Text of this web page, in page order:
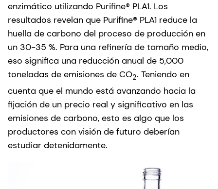
enzimático utilizando Purifine® PLA1. Los
resultados revelan que Purifine® PLA1 reduce la
huella de carbono del proceso de producción en
un 30-35 %. Para una refinería de tamaño medio,
eso significa una reducción anual de 5,000
toneladas de emisiones de CO2. Teniendo en
cuenta que el mundo está avanzando hacia la
fijación de un precio real y significativo en las
emisiones de carbono, esto es algo que los
productores con visión de futuro deberían
estudiar detenidamente.